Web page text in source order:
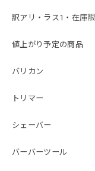
訳アリ・ラス1・在庫
値上がり予定の商品
バリカン
トリマー
シェーバー
バーバーツール